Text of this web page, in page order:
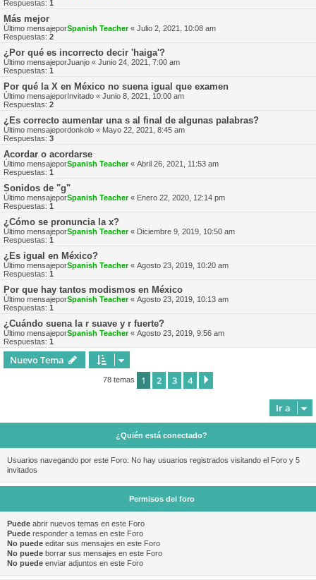
Respuestas: 1
Más mejor
Último mensajeporSpanish Teacher« Julio 2, 2021, 10:08 am
Respuestas: 2
¿Por qué es incorrecto decir 'haiga'?
Último mensajeporJuanjo « Junio 24, 2021, 7:00 am
Respuestas: 1
Por qué la X en México no suena igual que examen
Último mensajeporInvitado « Junio 8, 2021, 10:00 am
Respuestas: 2
¿Es correcto aumentar una s al final de algunas palabras?
Último mensajepordonkolo « Mayo 22, 2021, 8:45 am
Respuestas: 3
Acordar o acordarse
Último mensajeporSpanish Teacher« Abril 26, 2021, 11:53 am
Respuestas: 1
Sonidos de "g"
Último mensajeporSpanish Teacher« Enero 22, 2020, 12:14 pm
Respuestas: 1
¿Cómo se pronuncia la x?
Último mensajeporSpanish Teacher« Diciembre 9, 2019, 10:50 am
Respuestas: 1
¿Es igual en México?
Último mensajeporSpanish Teacher« Agosto 23, 2019, 10:20 am
Respuestas: 1
Por que hay tantos modismos en México
Último mensajeporSpanish Teacher« Agosto 23, 2019, 10:13 am
Respuestas: 1
¿Cuándo suena la r suave y r fuerte?
Último mensajeporSpanish Teacher« Agosto 23, 2019, 9:56 am
Respuestas: 1
Nuevo Tema
78 temas 1 2 3 4
Ir a
¿Quién está conectado?
Usuarios navegando por este Foro: No hay usuarios registrados visitando el Foro y 5
invitados
Permisos del foro
Puede abrir nuevos temas en este Foro
Puede responder a temas en este Foro
No puede editar sus mensajes en este Foro
No puede borrar sus mensajes en este Foro
No puede enviar adjuntos en este Foro